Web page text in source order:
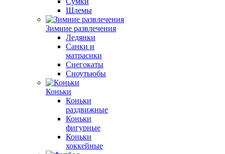
Шлемы
Зимние развлечения
Ледянки
Санки и
матрасики
Снегокаты
Сноутьюбы
Коньки
Коньки
раздвижные
Коньки
фигурные
Коньки
хоккейные